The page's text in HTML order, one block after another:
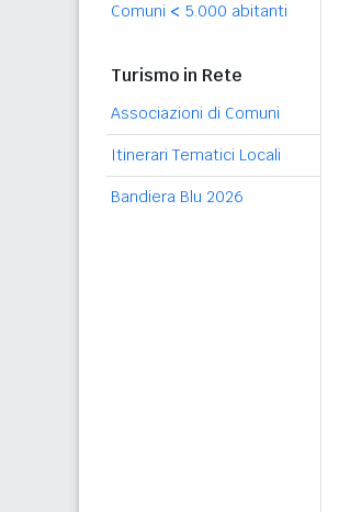
Comuni < 5.000 abitanti
Turismo in Rete
Associazioni di Comuni
Itinerari Tematici Locali
Bandiera Blu 2026